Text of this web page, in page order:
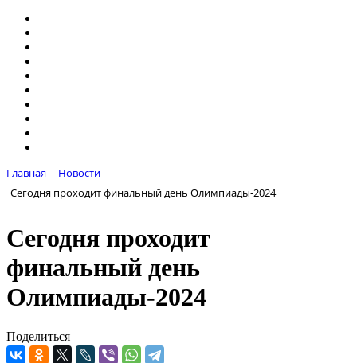
Главная
Новости
Сегодня проходит финальный день Олимпиады-2024
Сегодня проходит
финальный день
Олимпиады-2024
Поделиться